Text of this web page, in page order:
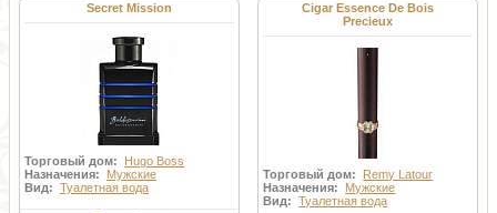
Secret Mission
Торговый дом: Hugo Boss
Назначения: Мужские
Вид: Туалетная вода
Cigar Essence De Bois
Precieux
Торговый дом: Remy Latour
Назначения: Мужские
Вид:Туалетная вода